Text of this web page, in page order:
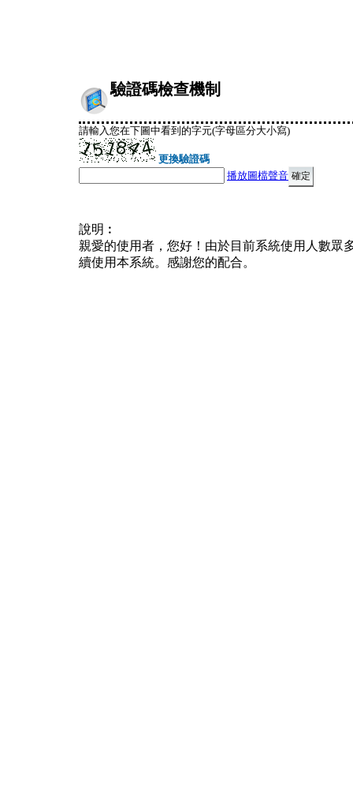
驗證碼檢查機制
請輸入您在下圖中看到的字元(字母區分大小寫)
更換驗證碼
播放圖檔聲音
說明︰
親愛的使用者，您好！由於目前系統使用人數眾
續使用本系統。感謝您的配合。